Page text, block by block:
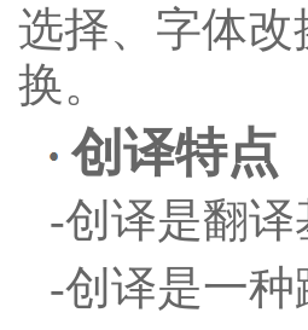
选择、字体
换。
创译特点
-创译是翻
-创译是一